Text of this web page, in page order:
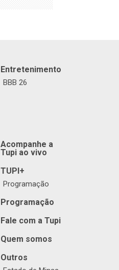
Entretenimento
BBB 26
Acompanhe a
Tupi ao vivo
TUPI+
Programação
Programação
Fale com a Tupi
Quem somos
Outros